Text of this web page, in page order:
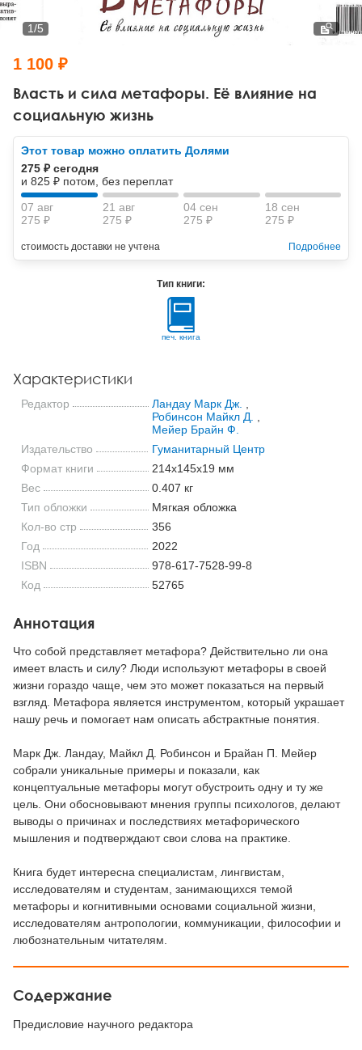
Тревожные расстройства, панические атаки
Психодрама
Другие направления психотерапии
Классический, эриксоновский гипноз и НЛП
НЛП
Психология труда и эргономика
Социальная психология
Социальная и организационная психология
Классический и юнгианский психоанализ
Власть и сила метафоры. Её влияние на
социальную жизнь
1/5
1 100 ₽
Этот товар можно оплатить Долями
275 ₽ сегодня
и 825 ₽ потом, без переплат
07 авг
275 ₽
21 авг
275 ₽
04 сен
275 ₽
18 сен
275 ₽
стоимость доставки не учтена Подробнее
Тип книги:
печ. книга
Характеристики
Редактор Ландау Марк Дж.
Робинсон Майкл Д.
Мейер Брайн Ф.
Издательство
Гуманитарный Центр
Формат книги
214x145x19 мм
Вес
0.407 кг
Тип обложки
Мягкая обложка
Кол-во стр
356
Год
2022
ISBN
978-617-7528-99-8
Код
52765
Аннотация
Что собой представляет метафора? Действительно ли она
имеет власть и силу? Люди используют метафоры в своей
жизни гораздо чаще, чем это может показаться на первый
взгляд. Метафора является инструментом, который украшает
нашу речь и помогает нам описать абстрактные понятия.
Марк Дж. Ландау, Майкл Д. Робинсон и Брайан П. Мейер
собрали уникальные примеры и показали, как
концептуальные метафоры могут обустроить одну и ту же
цель. Они обосновывают мнения группы психологов, делают
выводы о причинах и последствиях метафорического
мышления и подтверждают свои слова на практике.
Книга будет интересна специалистам, лингвистам,
исследователям и студентам, занимающихся темой
метафоры и когнитивными основами социальной жизни,
исследователям антропологии, коммуникации, философии и
любознательным читателям.
Содержание
Предисловие научного редактора